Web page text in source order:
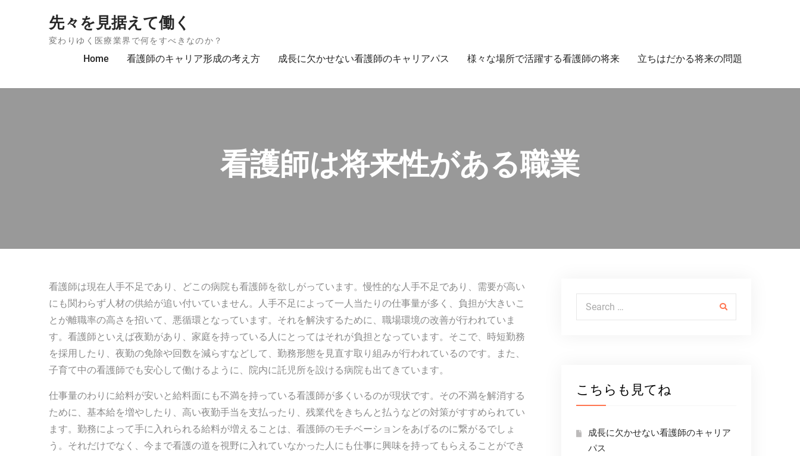
先々を見据えて働く
変わりゆく医療業界で何をすべきなのか？
Home 看護師のキャリア形成の考え方 成長に欠かせない看護師のキャリアパス 様々な場所で活躍する看護師の将来 立ちはだかる将来の問題
看護師は将来性がある職業
看護師は現在人手不足であり、どこの病院も看護師を欲しがっています。慢性的な人手不足であり、需要が高い
にも関わらず人材の供給が追い付いていません。人手不足によって一人当たりの仕事量が多く、負担が大きいこ
とが離職率の高さを招いて、悪循環となっています。それを解決するために、職場環境の改善が行われていま
す。看護師といえば夜勤があり、家庭を持っている人にとってはそれが負担となっています。そこで、時短勤務
を採用したり、夜勤の免除や回数を減らすなどして、勤務形態を見直す取り組みが行われているのです。また、
子育て中の看護師でも安心して働けるように、院内に託児所を設ける病院も出てきています。
仕事量のわりに給料が安いと給料面にも不満を持っている看護師が多くいるのが現状です。その不満を解消する
ために、基本給を増やしたり、高い夜勤手当を支払ったり、残業代をきちんと払うなどの対策がすすめられてい
ます。勤務によって手に入れられる給料が増えることは、看護師のモチベーションをあげるのに繋がるでしょ
う。それだけでなく、今まで看護の道を視野に入れていなかった人にも仕事に興味を持ってもらえることができ
Search for:
こちらも見てね
成長に欠かせない看護師のキャリア
パス